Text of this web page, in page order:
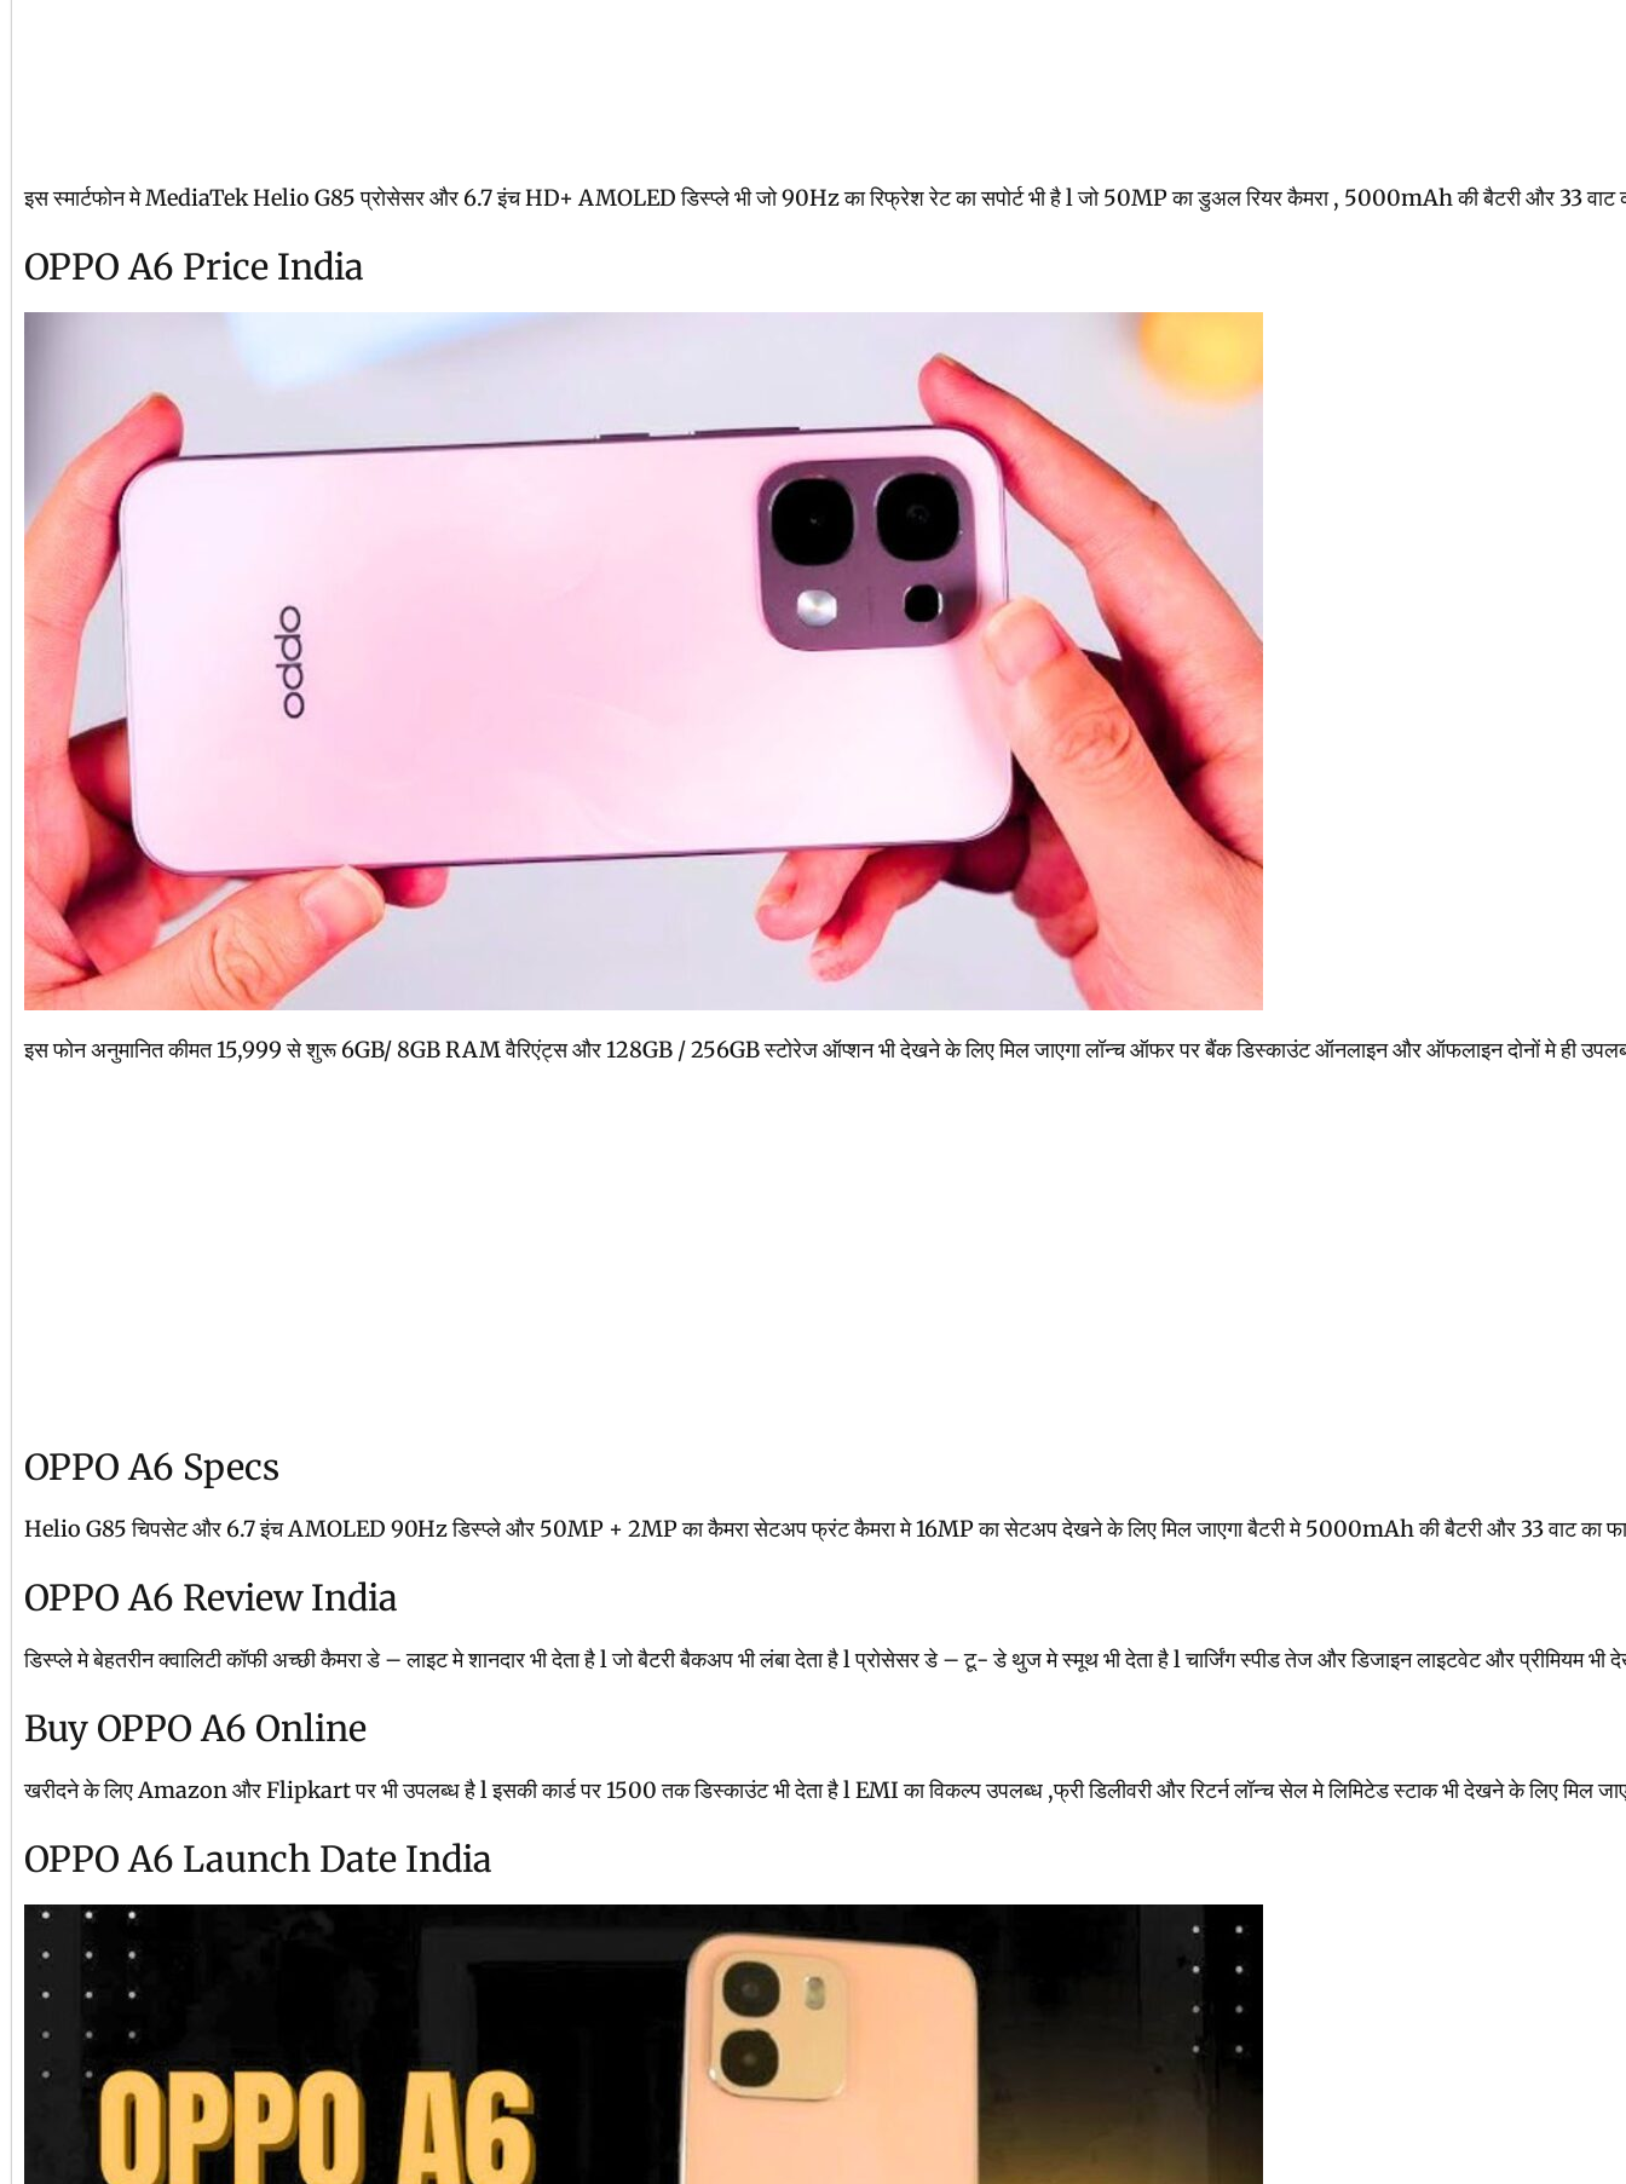
इस स्मार्टफोन मे MediaTek Helio G85 प्रोसेसर और 6.7 इंच HD+ AMOLED डिस्प्ले भी जो 90Hz का रिफ्रेश रेट का सपोर्ट भी है l जो 50MP का डुअल रियर कैमरा , 5000mAh की बैटरी और 33 वाट का
OPPO A6 Price India
इस फोन अनुमानित कीमत 15,999 से शुरू 6GB/ 8GB RAM वैरिएंट्स और 128GB / 256GB स्टोरेज ऑप्शन भी देखने के लिए मिल जाएगा लॉन्च ऑफर पर बैंक डिस्काउंट ऑनलाइन और ऑफलाइन दोनों मे ही
OPPO A6 Specs
Helio G85 चिपसेट और 6.7 इंच AMOLED 90Hz डिस्प्ले और 50MP + 2MP का कैमरा सेटअप फ्रंट कैमरा मे 16MP का सेटअप देखने के लिए मिल जाएगा बैटरी मे 5000mAh की बैटरी और 33 वाट का फास्ट
OPPO A6 Review India
डिस्प्ले मे बेहतरीन क्वालिटी कॉफी अच्छी कैमरा डे – लाइट मे शानदार भी देता है l जो बैटरी बैकअप भी लंबा देता है l प्रोसेसर डे – टू- डे थुज मे स्मूथ भी देता है l चार्जिंग स्पीड तेज और डिजाइन लाइटवेट और प्रीमियम भी
Buy OPPO A6 Online
खरीदने के लिए Amazon और Flipkart पर भी उपलब्ध है l इसकी कार्ड पर 1500 तक डिस्काउंट भी देता है l EMI का विकल्प उपलब्ध ,फ्री डिलीवरी और रिटर्न लॉन्च सेल मे लिमिटेड स्टाक भी देखने के लिए मिल
OPPO A6 Launch Date India